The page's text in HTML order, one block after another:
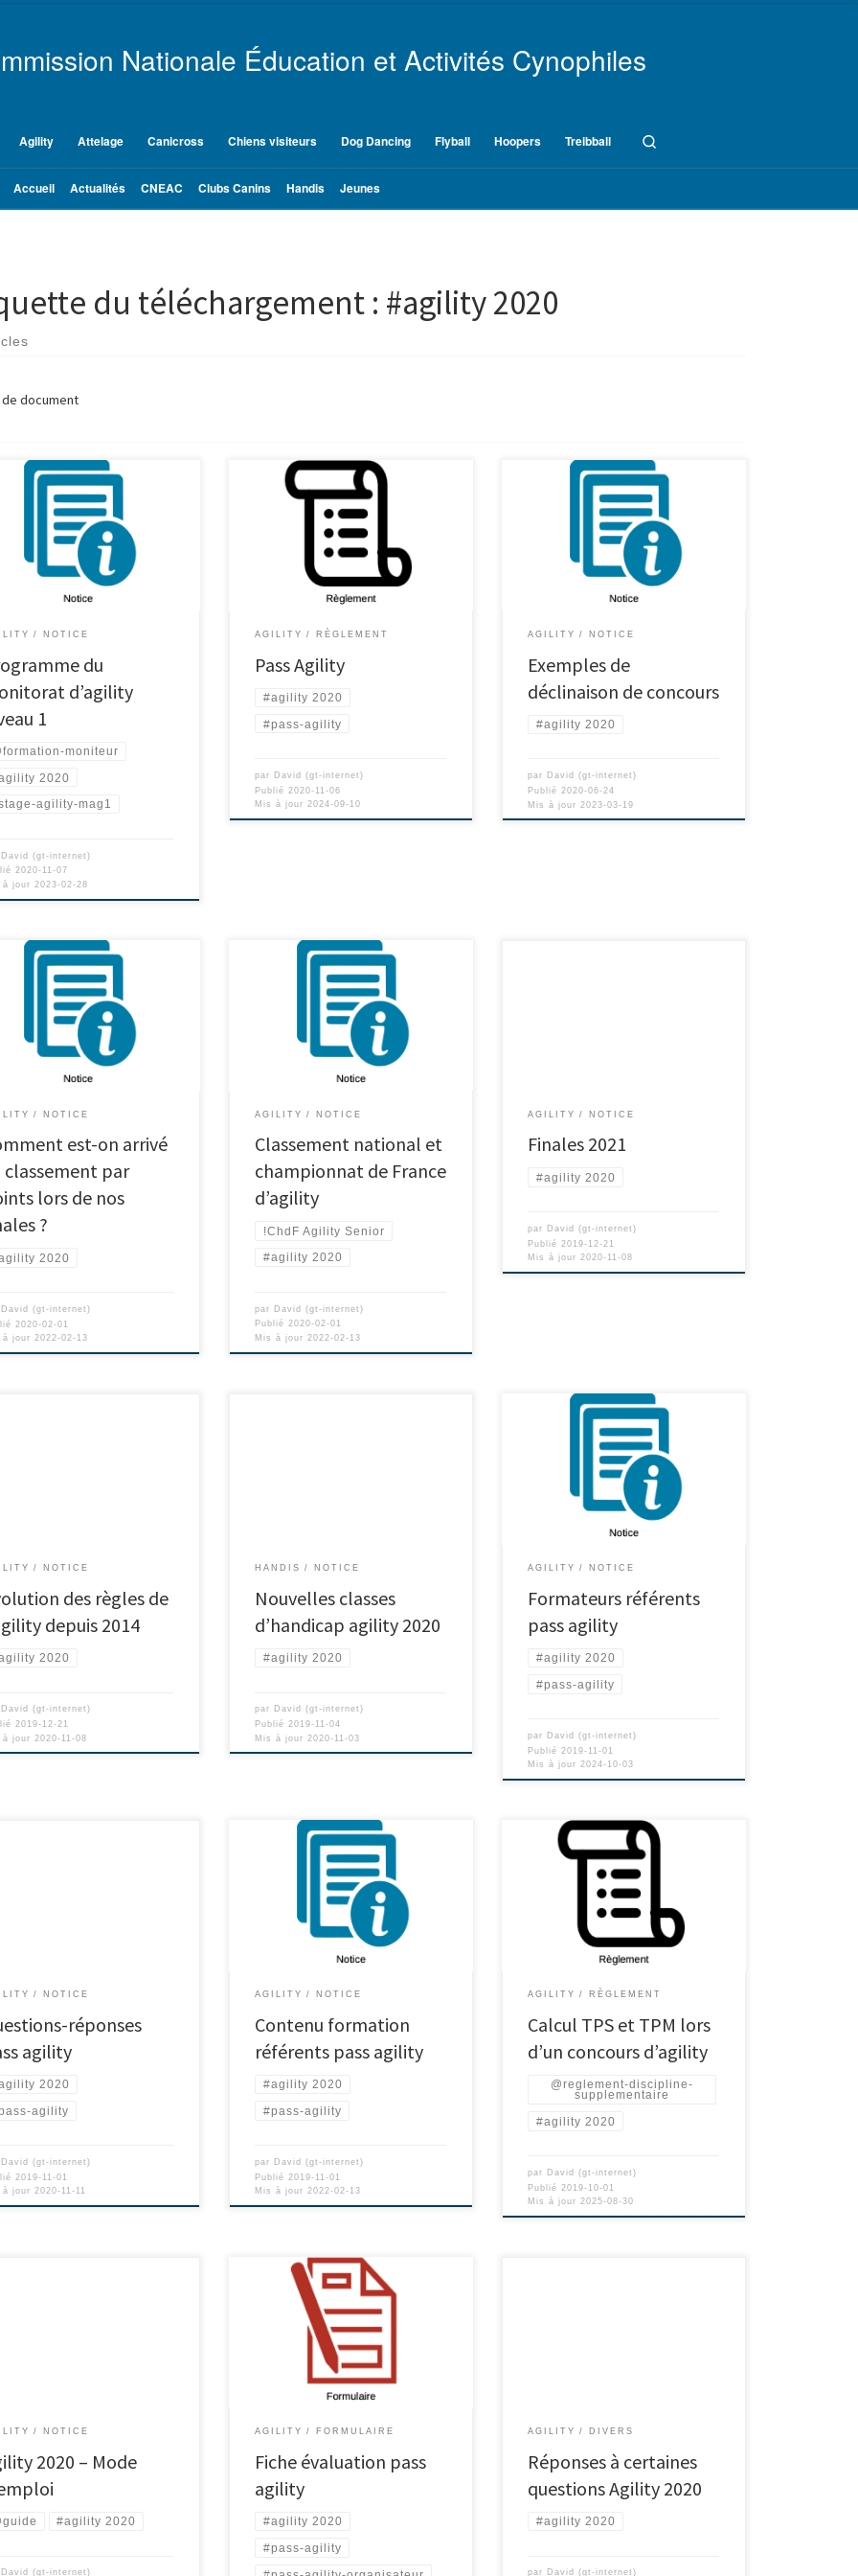
Accueil Actualités CNEAC Clubs Canins Handis Jeunes
Nationale Éducation et Activités Cynophiles
Agility Attelage Canicross Chiens visiteurs Dog Dancing Flyball Hoopers Treibball
du téléchargement : #agility 2020
document
NOTICE
du
d’agility
1
moniteur
2020
agility-mag1
David (gt-internet)
2020-11-07
à jour 2023-02-28
AGILITY RÈGLEMENT
Pass Agility
#agility 2020
#pass-agility
par David (gt-internet)
Publié 2020-11-06
Mis à jour2024-09-10
AGILITY NOTICE
Exemples de
déclinaison de concours
#agility 2020
par David (gt-internet)
Publié 2020-06-24
Mis à jour 2023-03-19
NOTICE
est-on arrivé
classement par
lors de nos
?
2020
David (gt-internet)
2020-02-01
à jour2022-02-13
AGILITY NOTICE
Classement national et
championnat de France
d’agility
!ChdF Agility Senior
#agility 2020
par David (gt-internet)
Publié2020-02-01
Mis à jour2022-02-13
AGILITY NOTICE
Finales 2021
#agility 2020
par David (gt-internet)
Publié 2019-12-21
Mis à jour2020-11-08
NOTICE
des règles de
depuis 2014
2020
David (gt-internet)
2019-12-21
à jour 2020-11-08
HANDIS NOTICE
Nouvelles classes
d’handicap agility 2020
#agility 2020
par David (gt-internet)
Publié2019-11-04
Mis à jour 2020-11-03
AGILITY NOTICE
Formateurs référents
pass agility
#agility 2020
#pass-agility
par David (gt-internet)
Publié 2019-11-01
Mis à jour2024-10-03
NOTICE
réponses
agility
2020
agility
David (gt-internet)
2019-11-01
à jour2020-11-11
AGILITY NOTICE
Contenu formation
référents pass agility
#agility 2020
#pass-agility
par David (gt-internet)
Publié 2019-11-01
Mis à jour2022-02-13
AGILITY RÈGLEMENT
Calcul TPS et TPM lors
d’un concours d’agility
@reglement-discipline-
supplementaire
#agility 2020
par David (gt-internet)
Publié 2019-10-01
Mis à jour2025-08-30
NOTICE
2020 – Mode
#agility 2020
David (gt-internet)
AGILITY FORMULAIRE
Fiche évaluation pass
agility
#agility 2020
#pass-agility
AGILITY DIVERS
Réponses à certaines
questions Agility 2020
#agility 2020
par David (gt-internet)